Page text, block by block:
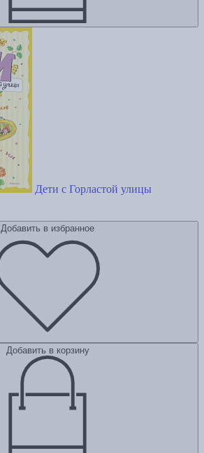
Дети с Горластой улицы
Добавить в избранное
Добавить в корзину